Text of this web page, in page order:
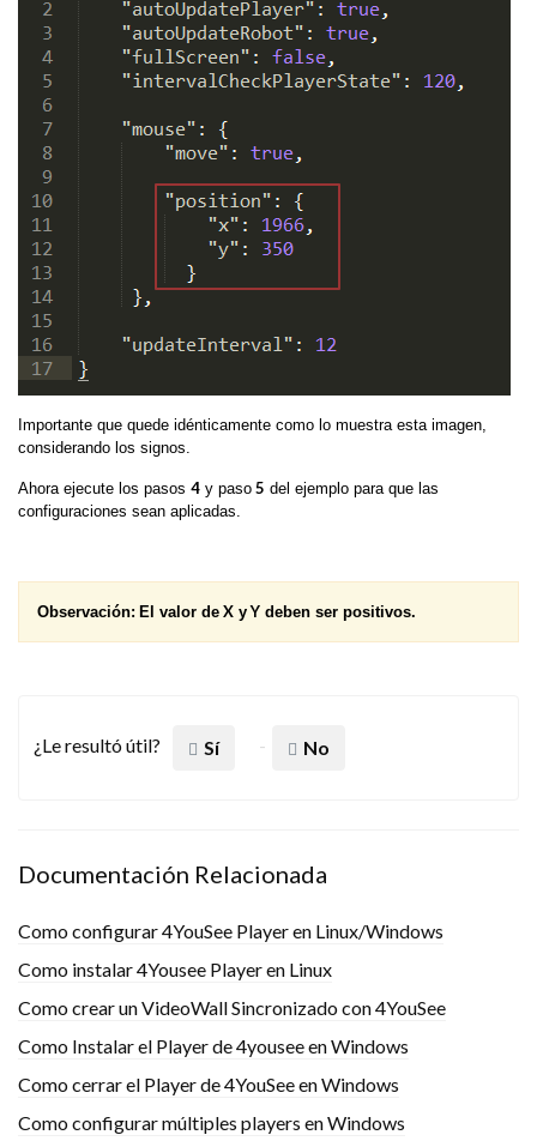
Importante que quede idénticamente como lo muestra esta imagen,
considerando los signos.
Ahora ejecute los pasos 4 y paso 5 del ejemplo para que las
configuraciones sean aplicadas.
Observación: El valor de X yY deben ser positivos.
¿Le resultó útil? Sí No
Documentación Relacionada
Como configurar 4YouSee Player en Linux/Windows
Como instalar 4Yousee Player en Linux
Como crear un VideoWall Sincronizado con 4YouSee
Como Instalar el Player de 4yousee en Windows
Como cerrar el Player de 4YouSee en Windows
Como configurar múltiples players en Windows